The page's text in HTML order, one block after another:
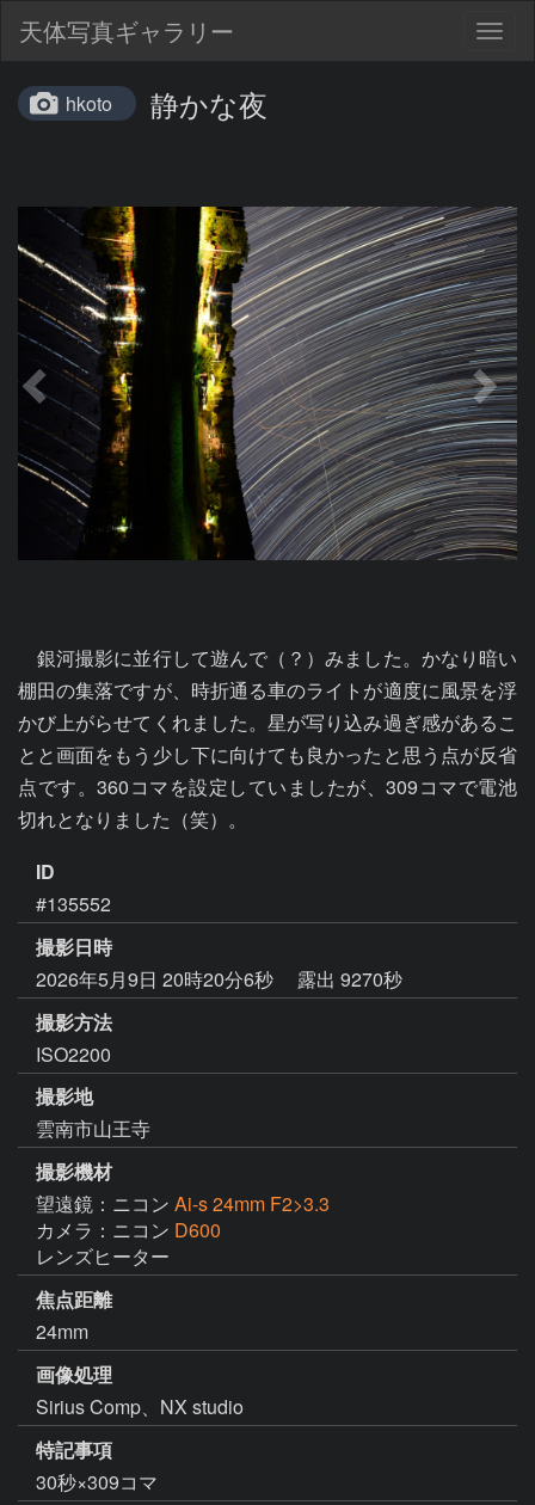
天体写真ギャラリー
hkoto 静かな夜
銀河撮影に並行して遊んで（？）みました。かなり暗い
棚田の集落ですが、時折通る車のライトが適度に風景を浮
かび上がらせてくれました。星が写り込み過ぎ感があるこ
とと画面をもう少し下に向けても良かったと思う点が反省
点です。360コマを設定していましたが、309コマで電池
切れとなりました（笑）。
ID
#135552
撮影日時
2026年5月9日 20時20分6秒
露出 9270秒
撮影方法
ISO2200
撮影地
雲南市山王寺
撮影機材
望遠鏡：ニコン Ai-s 24mm F2>3.3
カメラ：ニコン D600
レンズヒーター
焦点距離
24mm
画像処理
Sirius Comp、NX studio
特記事項
30秒×309コマ